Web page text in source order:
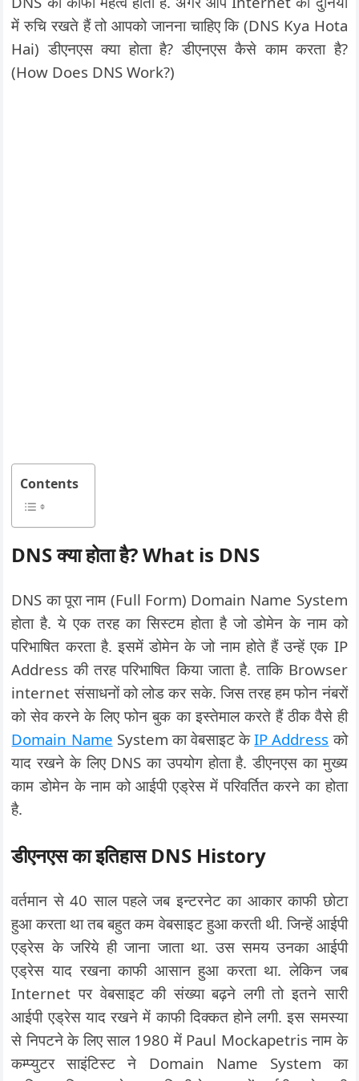
में रुचि रखते हैं तो आपको जानना चाहिए कि (DNS Kya Hota
Hai) डीएनएस क्या होता है? डीएनएस कैसे काम करता है?
(How Does DNS Work?)
Contents
DNSक्या होता है? What is DNS
DNS का पूरा नाम (Full Form) Domain Name System
होता है. ये एक तरह का सिस्टम होता है जो डोमेन के नाम को
परिभाषित करता है. इसमें डोमेन के जो नाम होते हैं उन्हें एक IP
Address की तरह परिभाषित किया जाता है. ताकि Browser
internet संसाधनों को लोड कर सके. जिस तरह हम फोन नंबरों
को सेव करने के लिए फोन बुक का इस्तेमाल करते हैं ठीक वैसे ही
Domain Name System का वेबसाइट केIP Address को
याद रखने के लिए DNS का उपयोग होता है. डीएनएस का मुख्य
काम डोमेन के नाम को आईपी एड्रेस में परिवर्तित करने का होता
है.
डीएनएस का इतिहासDNS History
वर्तमान से 40 साल पहले जब इन्टरनेट का आकार काफी छोटा
हुआ करता था तब बहुत कम वेबसाइट हुआ करती थी. जिन्हें आईपी
एड्रेस के जरिये ही जाना जाता था. उस समय उनका आईपी
एड्रेस याद रखना काफी आसान हुआ करता था. लेकिन जब
Internet पर वेबसाइट की संख्या बढ़ने लगी तो इतने सारी
आईपी एड्रेस याद रखने में काफी दिक्कत होने लगी. इस समस्या
से निपटने के लिए साल 1980 में Paul Mockapetris नाम के
कम्प्युटर साइंटिस्ट ने Domain Name System का